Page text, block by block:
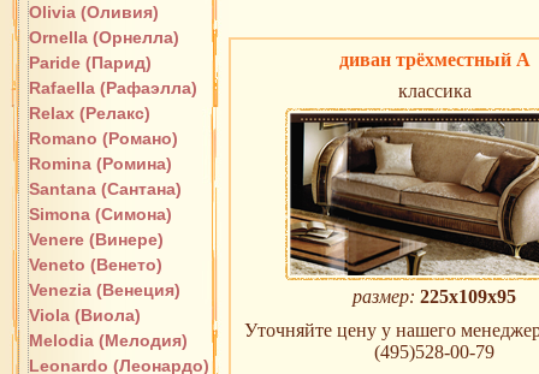
Olivia (Оливия)
Ornella (Орнелла)
Paride (Парид)
Rafaella (Рафаэлла)
Relax (Релакс)
Romano (Романо)
Romina (Ромина)
Santana (Сантана)
Simona (Симона)
Venere (Винере)
Veneto (Венето)
Venezia (Венеция)
Viola (Виола)
Melodia (Мелодия)
Leonardo (Леонардо)
диван трёхместный A
классика
размер: 225х109х95
Уточняйте цену у нашего
(495)528-00-79